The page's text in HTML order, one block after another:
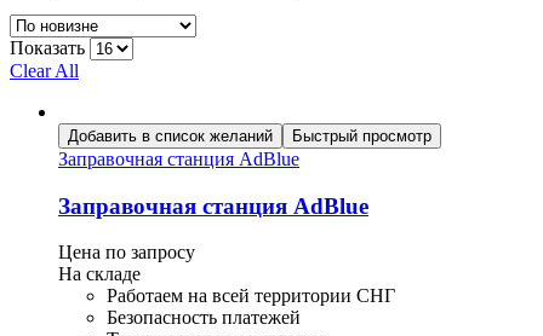
Показать
Clear All
Добавить в список желаний Быстрый просмотр
Заправочная станция AdBlue
Заправочная станция AdBlue
Цена по запросу
На складе
Работаем на всей территории СНГ
Безопасность платежей